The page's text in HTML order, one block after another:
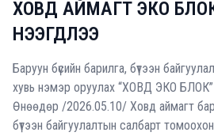
ХОВД АЙМАГТ ЭКО
НЭЭГДЛЭЭ
Баруун бүсийн барилга, бүтээн
хувь нэмэр оруулах “ХОВД ЭКО БЛОК”
Өнөөдөр /2026.05.10/ Ховд аймагт
бүтээн байгуулалтын салбарт